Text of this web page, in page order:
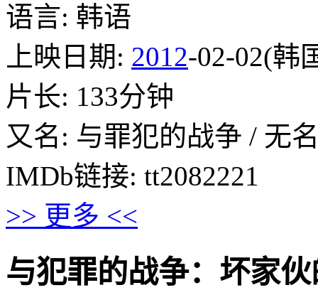
语言: 韩语
上映日期: 2012-02-02(韩
片长: 133分钟
又名: 与罪犯的战争 / 无
IMDb链接: tt2082221
>> 更多 <<
与犯罪的战争：坏家